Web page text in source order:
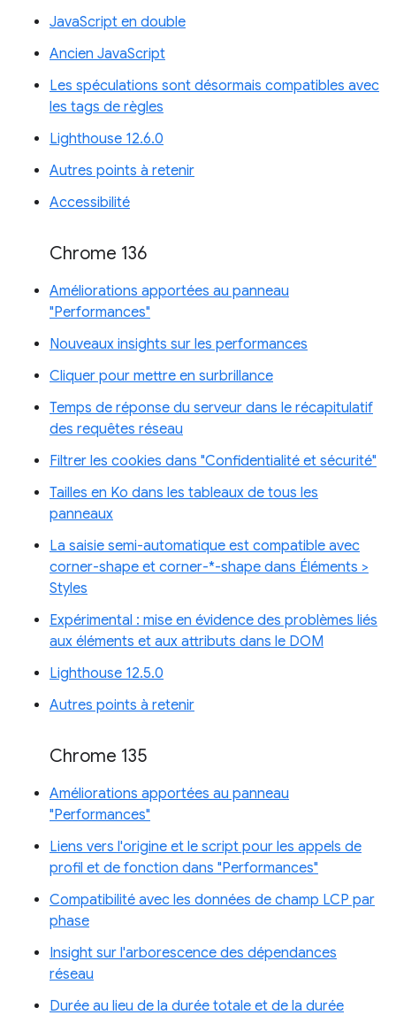
JavaScript en double
Ancien JavaScript
Les spéculations sont désormais compatibles avec
les tags de règles
Lighthouse 12.6.0
Autres points à retenir
Accessibilité
Chrome 136
Améliorations apportées au panneau
"Performances"
Nouveaux insights sur les performances
Cliquer pour mettre en surbrillance
Temps de réponse du serveur dans le récapitulatif
des requêtes réseau
Filtrer les cookies dans "Confidentialité et sécurité"
Tailles en Ko dans les tableaux de tous les
panneaux
La saisie semi-automatique est compatible avec
corner-shape et corner-*-shape dans Éléments >
Styles
Expérimental : mise en évidence des problèmes liés
aux éléments et aux attributs dans le DOM
Lighthouse 12.5.0
Autres points à retenir
Chrome 135
Améliorations apportées au panneau
"Performances"
Liens vers l'origine et le script pour les appels de
profil et de fonction dans "Performances"
Compatibilité avec les données de champ LCP par
phase
Insight sur l'arborescence des dépendances
réseau
Durée au lieu de la durée totale et de la durée